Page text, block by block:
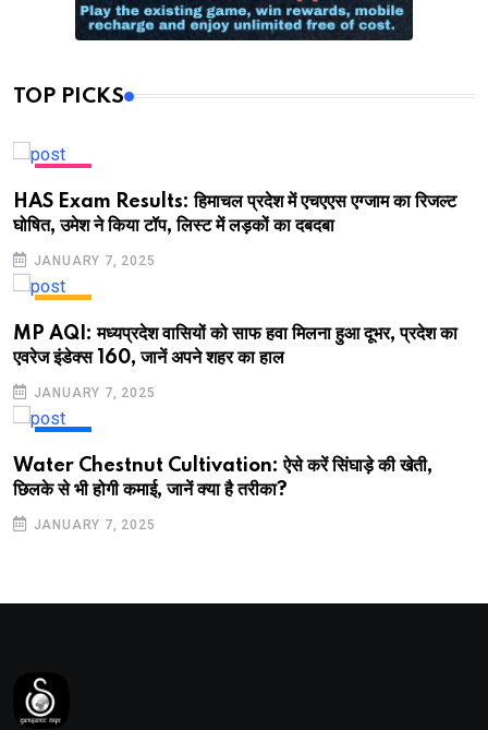
TOP PICKS
HAS Exam Results: हिमाचल प्रदेश में एचएएस एग्जाम का रिजल्ट
घोषित, उमेश ने किया टॉप, लिस्ट में लड़कों का दबदबा
JANUARY 7, 2025
MP AQI: मध्यप्रदेश वासियों को साफ हवा मिलना हुआ दूभर, प्रदेश का
एवरेज इंडेक्स 160, जानें अपने शहर का हाल
JANUARY 7, 2025
Water Chestnut Cultivation: ऐसे करें सिंघाड़े की खेती,
छिलके से भी होगी कमाई, जानें क्या है तरीका?
JANUARY 7, 2025